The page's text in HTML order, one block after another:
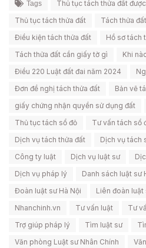
Tags
Thủ tục tách thửa đất
Thủ tục tách thửa đất
Tách thửa
Điều kiện tách thửa đất
Hồ sơ tách
Tách thửa đất cần giấy tờ gì
Khi
Điều 220 Luật đất đai năm 2024
Đơn đề nghị tách thửa đất
Bản vẽ
giấy chứng nhận quyền sử dụng đất
Thủ tục tách sổ đỏ
Tư vấn tách sổ
Dịch vụ tách thửa đất
Dịch vụ tách
Công ty luật
Dịch vụ luật sư
Dịch vụ pháp lý
Danh sách luật sư
Đoàn luật sư Hà Nội
Liên đoàn luật
Nhanchinh.vn
Tư vấn luật
Tư
Trợ giúp pháp lý
Tìm luật sư
Văn phòng Luật sư Nhân Chính